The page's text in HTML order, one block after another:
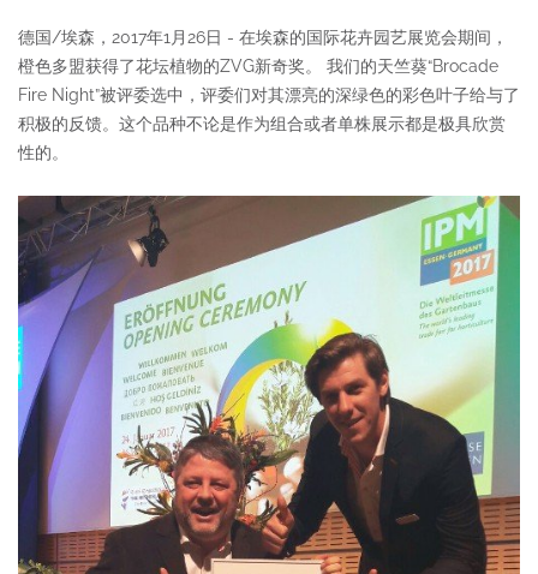
德国/埃森，2017年1月26日 - 在埃森的国际花卉园艺展览会期间，
橙色多盟获得了花坛植物的ZVG新奇奖。 我们的天竺葵“Brocade
Fire Night”被评委选中，评委们对其漂亮的深绿色的彩色叶子给与了
积极的反馈。这个品种不论是作为组合或者单株展示都是极具欣赏
性的。